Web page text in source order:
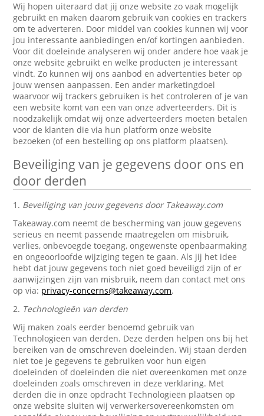
Wij hopen uiteraard dat jij onze website zo vaak mogelijk
gebruikt en maken daarom gebruik van cookies en trackers
om te adverteren. Door middel van cookies kunnen wij voor
jou interessante aanbiedingen en/of kortingen aanbieden.
Voor dit doeleinde analyseren wij onder andere hoe vaak je
onze website gebruikt en welke producten je interessant
vindt. Zo kunnen wij ons aanbod en advertenties beter op
jouw wensen aanpassen. Een ander marketingdoel
waarvoor wij trackers gebruiken is het controleren of je van
een website komt van een van onze adverteerders. Dit is
noodzakelijk omdat wij onze adverteerders moeten betalen
voor de klanten die via hun platform onze website
bezoeken (of een bestelling op ons platform plaatsen).
Beveiliging van je gegevens door ons en
door derden
1. Beveiliging van jouw gegevens door Takeaway.com
Takeaway.com neemt de bescherming van jouw gegevens
serieus en neemt passende maatregelen om misbruik,
verlies, onbevoegde toegang, ongewenste openbaarmaking
en ongeoorloofde wijziging tegen te gaan. Als jij het idee
hebt dat jouw gegevens toch niet goed beveiligd zijn of er
aanwijzingen zijn van misbruik, neem dan contact met ons
op via: privacy-concerns@takeaway.com.
2. Technologieën van derden
Wij maken zoals eerder benoemd gebruik van
Technologieën van derden. Deze derden helpen ons bij het
bereiken van de omschreven doeleinden. Wij staan derden
niet toe je gegevens te gebruiken voor hun eigen
doeleinden of doeleinden die niet overeenkomen met onze
doeleinden zoals omschreven in deze verklaring. Met
derden die in onze opdracht Technologieën plaatsen op
onze website sluiten wij verwerkersovereenkomsten om